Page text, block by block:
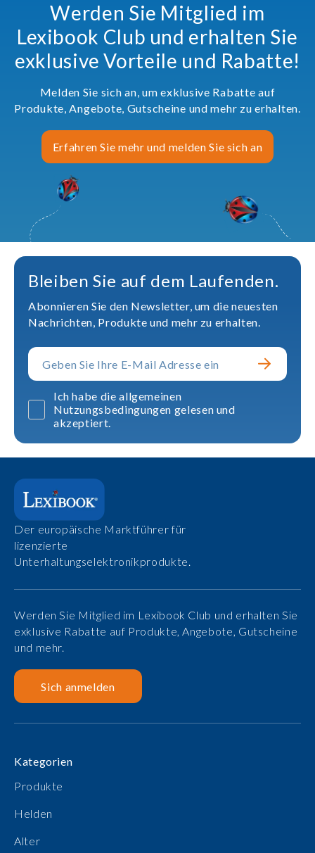
Werden Sie Mitglied im
Lexibook Club und erhalten Sie
exklusive Vorteile und Rabatte!
Melden Sie sich an, um exklusive Rabatte auf
Produkte, Angebote, Gutscheine und mehr zu erhalten.
Erfahren Sie mehr und melden Sie sich an
Bleiben Sie auf dem Laufenden.
Abonnieren Sie den Newsletter, um die neuesten
Nachrichten, Produkte und mehr zu erhalten.
Ich habe die allgemeinen
Nutzungsbedingungen gelesen und
akzeptiert.
Der europäische Marktführer für
lizenzierte
Unterhaltungselektronikprodukte.
Werden Sie Mitglied im Lexibook Club und erhalten Sie
exklusive Rabatte auf Produkte, Angebote, Gutscheine
und mehr.
Sich anmelden
Kategorien
Produkte
Helden
Alter